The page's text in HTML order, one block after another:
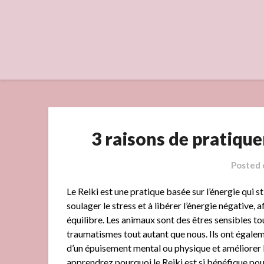
3 raisons de
Posted
Le Reiki est une pratique basée sur l’énergie qui
soulager le stress et à libérer l’énergie négative,
équilibre. Les animaux sont des êtres sensibles
traumatismes tout autant que nous. Ils ont
d’un épuisement mental ou physique et
apprendrez pourquoi le Reiki est si bénéfique